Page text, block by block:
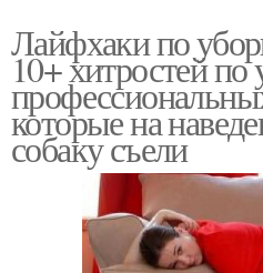
Лайфхаки по
10+ хитростей по
которые на
собаку съели